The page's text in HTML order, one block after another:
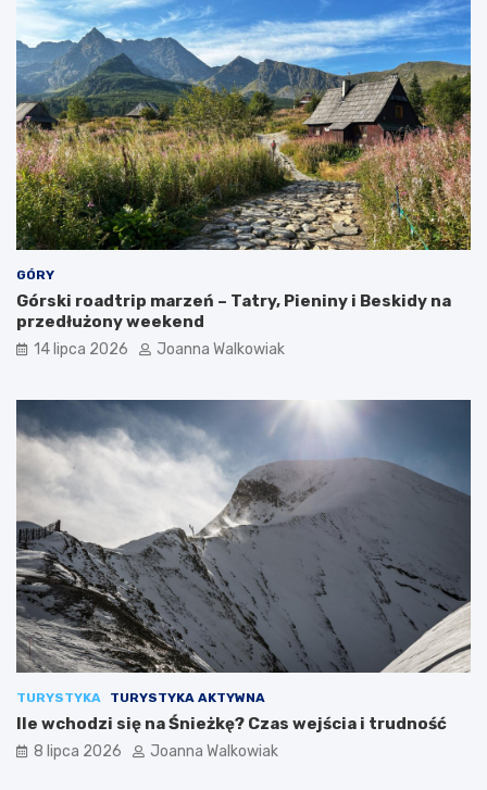
a
c
j
GÓRY
Górski roadtrip marzeń – Tatry, Pieniny i Beskidy na
przedłużony weekend
14 lipca 2026 Joanna Walkowiak
TURYSTYKA TURYSTYKA AKTYWNA
Ile wchodzi się na Śnieżkę? Czas wejścia i trudność
8 lipca 2026 Joanna Walkowiak